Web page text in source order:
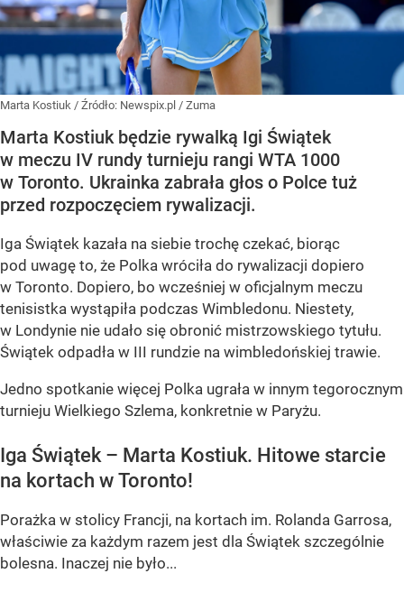
Marta Kostiuk / Źródło: Newspix.pl / Zuma
Marta Kostiuk będzie rywalką Igi Świątek
w meczu IV rundy turnieju rangi WTA 1000
w Toronto. Ukrainka zabrała głos o Polce tuż
przed rozpoczęciem rywalizacji.
Iga Świątek kazała na siebie trochę czekać, biorąc
pod uwagę to, że Polka wróciła do rywalizacji dopiero
w Toronto. Dopiero, bo wcześniej w oficjalnym meczu
tenisistka wystąpiła podczas Wimbledonu. Niestety,
w Londynie nie udało się obronić mistrzowskiego tytułu.
Świątek odpadła w III rundzie na wimbledońskiej trawie.
Jedno spotkanie więcej Polka ugrała w innym tegorocznym
turnieju Wielkiego Szlema, konkretnie w Paryżu.
Iga Świątek – Marta Kostiuk. Hitowe starcie
na kortach w Toronto!
Porażka w stolicy Francji, na kortach im. Rolanda Garrosa,
właściwie za każdym razem jest dla Świątek szczególnie
bolesna. Inaczej nie było...